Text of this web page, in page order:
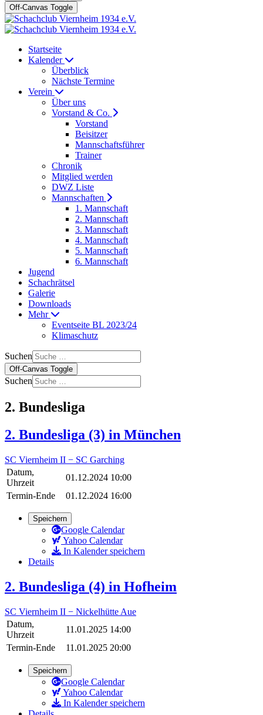
Off-Canvas Toggle
Startseite
Kalender
Überblick
Nächste Termine
Verein
Über uns
Vorstand & Co.
Vorstand
Beisitzer
Mannschaftsführer
Trainer
Chronik
Mitglied werden
DWZ Liste
Mannschaften
1. Mannschaft
2. Mannschaft
3. Mannschaft
4. Mannschaft
5. Mannschaft
6. Mannschaft
Jugend
Schachrätsel
Galerie
Downloads
Mehr
Eventseite BL 2023/24
Klimaschutz
Suchen
Off-Canvas Toggle
Suchen
2. Bundesliga
2. Bundesliga (3) in München
SC Viernheim II − SC Garching
Datum,
Uhrzeit
01.12.2024 10:00
Termin-Ende
01.12.2024 16:00
Speichern
Google Calendar
Yahoo Calendar
In Kalender speichern
Details
2. Bundesliga (4) in Hofheim
SC Viernheim II − Nickelhütte Aue
Datum,
Uhrzeit
11.01.2025 14:00
Termin-Ende
11.01.2025 20:00
Speichern
Google Calendar
Yahoo Calendar
In Kalender speichern